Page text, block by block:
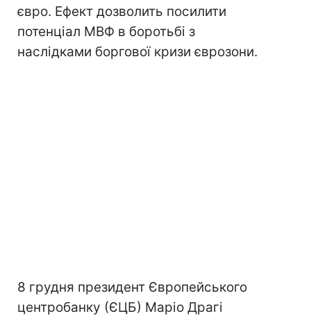
євро. Ефект дозволить посилити
потенціал МВФ в боротьбі з
наслідками боргової кризи єврозони.
8 грудня президент Європейського
центробанку (ЄЦБ) Маріо Драгі